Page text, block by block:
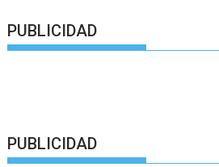
PUBLICIDAD
PUBLICIDAD